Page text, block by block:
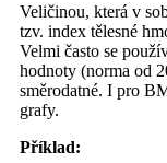
Veličinou, která v
tzv. index tělesné
Velmi často se
hodnoty (norma od
směrodatné. I pro
grafy.
Příklad: